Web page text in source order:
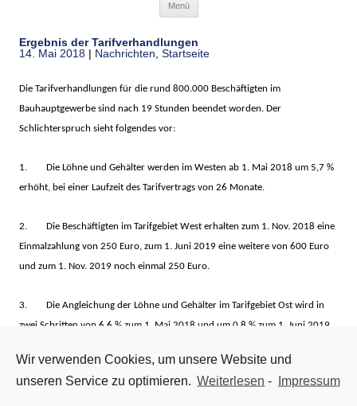
Menü
Ergebnis der Tarifverhandlungen
14. Mai 2018 | Nachrichten Startseite
Die Tarifverhandlungen für die rund 800.000 Beschäftigten im
Bauhauptgewerbe sind nach 19 Stunden beendet worden. Der
Schlichterspruch sieht folgendes vor:
1. Die Löhne und Gehälter werden im Westen ab 1. Mai 2018 um 5,7 %
erhöht, bei einer Laufzeit des Tarifvertrags von 26 Monate.
2. Die Beschäftigten im Tarifgebiet West erhalten zum 1. Nov. 2018 eine
Einmalzahlung von 250 Euro, zum 1. Juni 2019 eine weitere von 600 Euro
und zum 1. Nov. 2019 noch einmal 250 Euro.
3. Die Angleichung der Löhne und Gehälter im Tarifgebiet Ost wird in
zwei Schritten von 6,6 % zum 1. Mai 2018 und um 0,8 % zum 1. Juni 2019
Gehälter erhalten.
Wir verwenden Cookies, um unsere Website und
unseren Service zu optimieren. Weiterlesen - Impressum